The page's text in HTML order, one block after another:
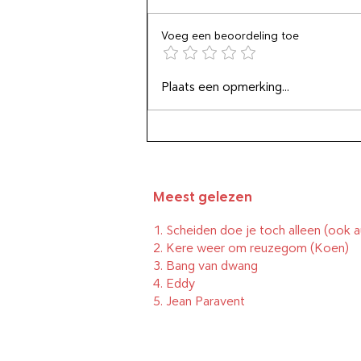
Luister niet naar hoe je je
voelt
Voeg een beoordeling toe
Plaats een opmerking...
Meest gelezen
1. Scheiden doe je toch alleen (ook
2. Kere weer om reuzegom (Koen)
3. Bang van dwang
4. Eddy
5. Jean Paravent